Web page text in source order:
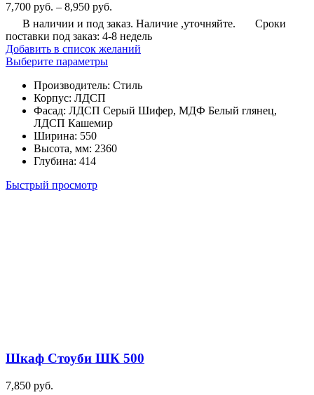
7,700 руб. – 8,950 руб.
цен:
7,700
руб.
–
руб.
В наличии и под заказ. Наличие ,уточняйте.
Сроки
поставки под заказ: 4-8 недель
Добавить в список желаний
Выберите параметрыЭтот
имеет
вариаций.
Опции
выбрать
Производитель: Стиль
Корпус: ЛДСП
Фасад: ЛДСП Серый Шифер, МДФ Белый глянец,
ЛДСП Кашемир
Ширина: 550
Высота, мм: 2360
Глубина: 414
Быстрый просмотр
Шкаф Стоуби ШК 500
7,850 руб.